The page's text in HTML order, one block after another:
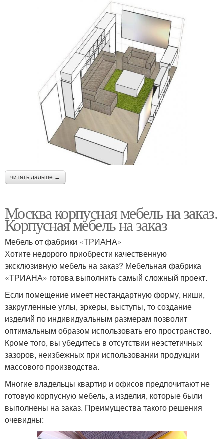
читать дальше →
Москва корпусная мебель на заказ.
Корпусная мебель на заказ
Мебель от фабрики «ТРИАНА»
Хотите недорого приобрести качественную
эксклюзивную мебель на заказ? Мебельная фабрика
«ТРИАНА» готова выполнить самый сложный проект.
Если помещение имеет нестандартную форму, ниши,
закругленные углы, эркеры, выступы, то создание
изделий по индивидуальным размерам позволит
оптимальным образом использовать его пространство.
Кроме того, вы убедитесь в отсутствии неэстетичных
зазоров, неизбежных при использовании продукции
массового производства.
Многие владельцы квартир и офисов предпочитают не
готовую корпусную мебель, а изделия, которые были
выполнены на заказ. Преимущества такого решения
очевидны: